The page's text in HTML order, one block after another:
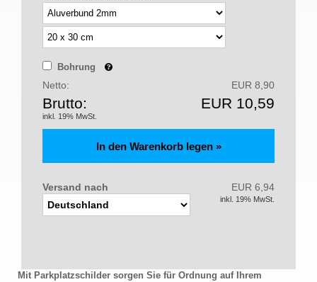
Bohrung
Netto: EUR 8,90
Brutto:
inkl. 19% MwSt.
EUR 10,59
Versand nach EUR 6,94
inkl. 19% MwSt.
Mit Parkplatzschilder sorgen Sie für Ordnung auf Ihrem